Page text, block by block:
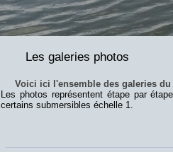
Les galeries photos
Voici ici l'ensemble des galeries du
Les photos représentent étape par
certains submersibles échelle 1.